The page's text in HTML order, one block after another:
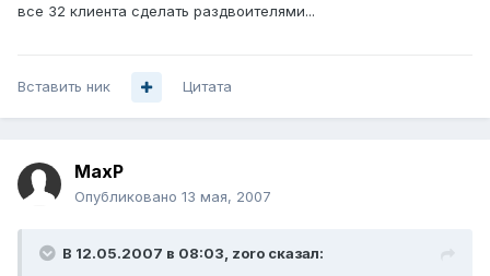
все 32 клиента сделать раздвоителями...
Вставить ник Цитата
MaxP
Опубликовано 13 мая, 2007
В 12.05.2007 в 08:03, zoro сказал: